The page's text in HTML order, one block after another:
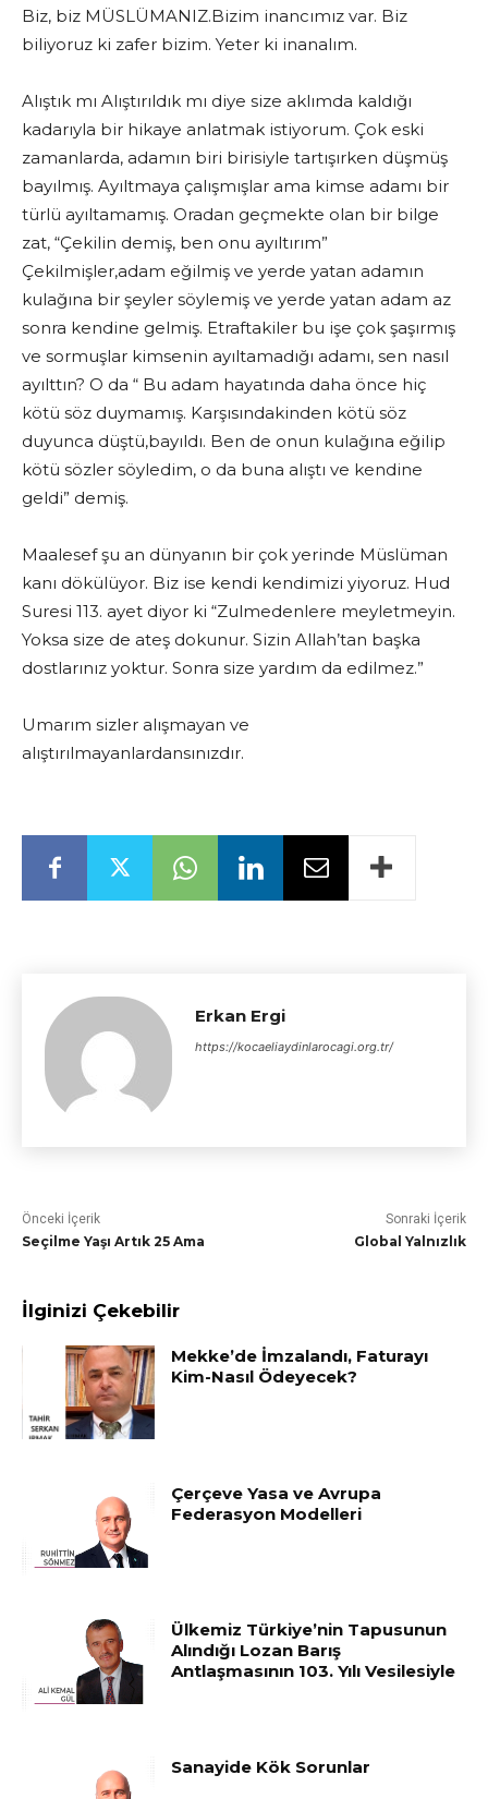
Biz, biz MÜSLÜMANIZ.Bizim inancımız var. Biz
biliyoruz ki zafer bizim. Yeter ki inanalım.
Alıştık mı Alıştırıldık mı diye size aklımda kaldığı
kadarıyla bir hikaye anlatmak istiyorum. Çok eski
zamanlarda, adamın biri birisiyle tartışırken düşmüş
bayılmış. Ayıltmaya çalışmışlar ama kimse adamı bir
türlü ayıltamamış. Oradan geçmekte olan bir bilge
zat, “Çekilin demiş, ben onu ayıltırım”
Çekilmişler,adam eğilmiş ve yerde yatan adamın
kulağına bir şeyler söylemiş ve yerde yatan adam az
sonra kendine gelmiş. Etraftakiler bu işe çok şaşırmış
ve sormuşlar kimsenin ayıltamadığı adamı, sen nasıl
ayılttın? O da “ Bu adam hayatında daha önce hiç
kötü söz duymamış. Karşısındakinden kötü söz
duyunca düştü,bayıldı. Ben de onun kulağına eğilip
kötü sözler söyledim, o da buna alıştı ve kendine
geldi” demiş.
Maalesef şu an dünyanın bir çok yerinde Müslüman
kanı dökülüyor. Biz ise kendi kendimizi yiyoruz. Hud
Suresi 113. ayet diyor ki “Zulmedenlere meyletmeyin.
Yoksa size de ateş dokunur. Sizin Allah’tan başka
dostlarınız yoktur. Sonra size yardım da edilmez.”
Umarım sizler alışmayan ve
alıştırılmayanlardansınızdır.
Erkan Ergi
https://kocaeliaydinlarocagi.org.tr/
Önceki İçerik
Seçilme Yaşı Artık 25 Ama
Sonraki İçerik
Global Yalnızlık
İlginizi Çekebilir
Mekke’de İmzalandı, Faturayı
Kim-Nasıl Ödeyecek?
Çerçeve Yasa ve Avrupa
Federasyon Modelleri
Ülkemiz Türkiye’nin Tapusunun
Alındığı Lozan Barış
Antlaşmasının 103. Yılı Vesilesiyle
Sanayide Kök Sorunlar